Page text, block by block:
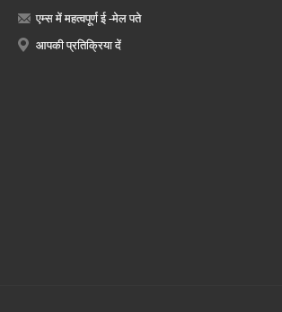
एम्स में महत्वपूर्ण ई -मेल पते
आपकी प्रतिक्रिया दें